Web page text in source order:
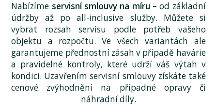
Nabízíme servisní smlouvy na míru – od základní
údržby až po all-inclusive služby. Můžete si
vybrat rozsah servisu podle potřeb vašeho
objektu a rozpočtu. Ve všech variantách ale
garantujeme přednostní zásah v případě havárie
a pravidelné kontroly, které udrží váš výtah v
kondici. Uzavřením servisní smlouvy získáte také
cenové zvýhodnění na případné opravy či
náhradní díly.